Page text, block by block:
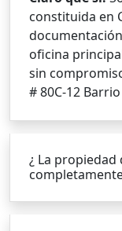
constituida en
oficina
sin
# 80C-12
¿ La